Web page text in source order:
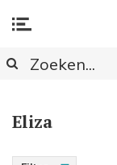
Eliza